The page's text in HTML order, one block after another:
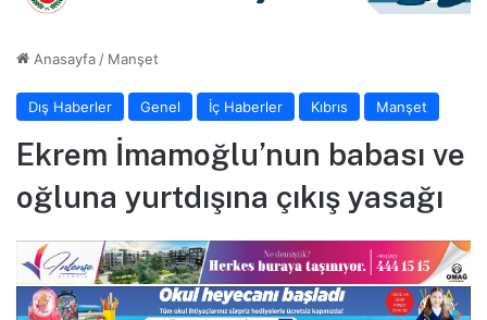
Anasayfa / Manşet
Dış Haberler Genel İç Haberler Kıbrıs Manşet
Ekrem İmamoğlu’nun babası ve
oğluna yurtdışına çıkış yasağı